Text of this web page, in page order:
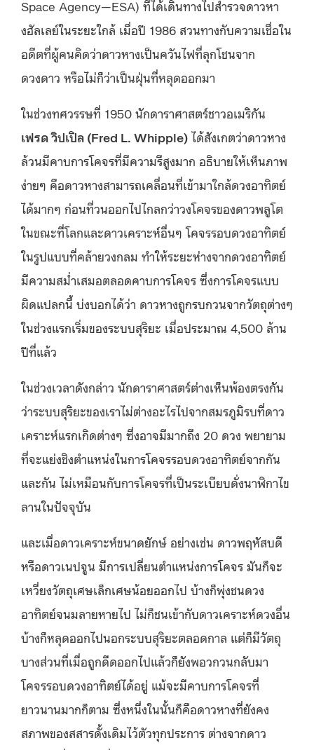
Space Agency—ESA) ที่ได้เดินทางไปสำรวจดาวหา
งฮัลเลย์ในระยะใกล้ เมื่อปี 1986 สวนทางกับความเชื่อใน
อดีตที่ผู้คนคิดว่าดาวหางเป็นควันไฟที่ลุกโชนจาก
ดวงดาว หรือไม่ก็ว่าเป็นฝุ่นที่หลุดออกมา
ในช่วงทศวรรษที่ 1950 นักดาราศาสตร์ชาวอเมริกัน
เฟรด วิปเปิล (Fred L. Whipple)ได้สังเกตว่าดาวหาง
ล้วนมีคาบการโคจรที่มีความรีสูงมาก อธิบายให้เห็นภาพ
ง่ายๆ คือดาวหางสามารถเคลื่อนที่เข้ามาใกล้ดวงอาทิตย์
ได้มากๆ ก่อนที่วนออกไปไกลกว่าวงโคจรของดาวพลูโต
ในขณะที่โลกและดาวเคราะห์อื่นๆ โคจรรอบดวงอาทิตย์
ในรูปแบบที่คล้ายวงกลม ทำให้ระยะห่างจากดวงอาทิตย์
มีความสม่ำเสมอตลอดคาบการโคจร ซึ่งการโคจรแบบ
ผิดแปลกนี้ บ่งบอกได้ว่า ดาวหางถูกรบกวนจากวัตถุต่างๆ
ในช่วงแรกเริ่มของระบบสุริยะ เมื่อประมาณ 4,500 ล้าน
ปีที่แล้ว
ในช่วงเวลาดังกล่าว นักดาราศาสตร์ต่างเห็นพ้องตรงกัน
ว่าระบบสุริยะของเราไม่ต่างอะไรไปจากสมรภูมิรบที่ดาว
เคราะห์แรกเกิดต่างๆ ซึ่งอาจมีมากถึง 20 ดวง พยายาม
ที่จะแย่งชิงตำแหน่งในการโคจรรอบดวงอาทิตย์จากกัน
และกัน ไม่เหมือนกับการโคจรที่เป็นระเบียบดั่งนาฬิกาไข
ลานในปัจจุบัน
และเมื่อดาวเคราะห์ขนาดยักษ์ อย่างเช่น ดาวพฤหัสบดี
หรือดาวเนปจูน มีการเปลี่ยนตำแหน่งการโคจร มันก็จะ
เหวี่ยงวัตถุเศษเล็กเศษน้อยออกไป บ้างก็พุ่งชนดวง
อาทิตย์จนมลายหายไป ไม่ก็ชนเข้ากับดาวเคราะห์ดวงอื่น
บ้างก็หลุดออกไปนอกระบบสุริยะตลอดกาล แต่ก็มีวัตถุ
บางส่วนที่เมื่อถูกดีดออกไปแล้วก็ยังพอวกวนกลับมา
โคจรรอบดวงอาทิตย์ได้อยู่ แม้จะมีคาบการโคจรที่
ยาวนานมากก็ตาม ซึ่งหนึ่งในนั้นก็คือดาวหางที่ยังคง
สภาพของสสารดั้งเดิมไว้ตัวทุกประการ ต่างจากดาว